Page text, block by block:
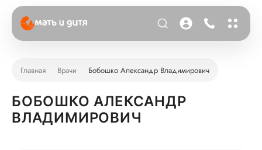
Главная Врачи Бобошко Александр Владимирович
БОБОШКО АЛЕКСАНДР
ВЛАДИМИРОВИЧ